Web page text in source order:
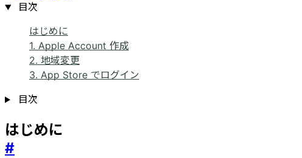
目次
はじめに
1. Apple Account 作成
2. 地域変更
3. App Store でログイン
目次
はじめに
#